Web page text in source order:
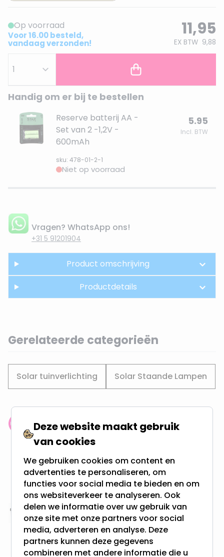
Op voorraad
Voor 16.00 besteld,
vandaag verzonden!
11,95
EX BTW 9,88
Handig om er bij te bestellen
Reserve batterij AA -
Set van 2 -1,2V -
600mAh
sku: 478-01-2-1
5.95
Incl. BTW
Niet op voorraad
Vragen? WhatsApp ons!
+31 5 91201904
Product omschrijving
Productdetails
Gerelateerde categorieën
Solar tuinverlichting Solar Staande Lampen
Klantenbeoordeling: 9.4/10
meer dan 100.000 klanten gingen u voor
Gratis verzending + snel geleverd
Vanaf EUR100,- naar NL & BE
& 100 dagen recht op retour
Altijd uit eigen voorraad
3000m2 - 60.000+ Producten
Deze website maakt gebruik
van cookies
We gebruiken cookies om content en
advertenties te personaliseren, om
functies voor social media te bieden en om
ons websiteverkeer te analyseren. Ook
delen we informatie over uw gebruik van
onze site met onze partners voor social
media, adverteren en analyse. Deze
partners kunnen deze gegevens
combineren met andere informatie die u